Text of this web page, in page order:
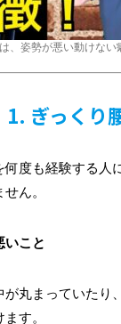
、姿勢が悪い動けない
1. ぎっくり
何度も経験する人
ん。
いこと
が丸まっていたり
す。